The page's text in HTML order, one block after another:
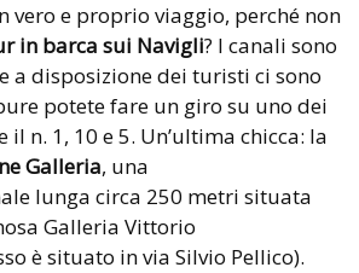
vero e proprio viaggio, perché non
in barca sui Navigli? I canali sono
a disposizione dei turisti ci sono
potete fare un giro su uno dei
il n. 1, 10 e 5. Un’ultima chicca: la
Galleria, una
lunga circa 250 metri situata
Galleria Vittorio
è situato in via Silvio Pellico).